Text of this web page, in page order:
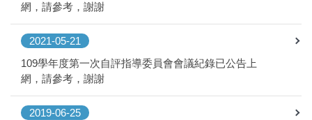
網，請參考，謝謝
2021-05-21
109學年度第一次自評指導委員會會議紀錄已公告上
網，請參考，謝謝
2019-06-25